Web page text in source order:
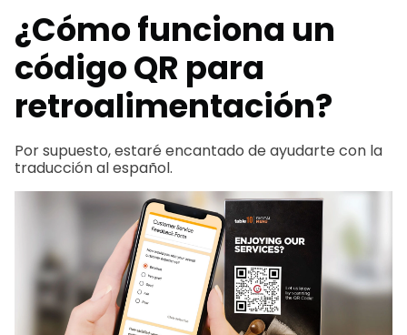
¿Cómo funciona un
código QR para
retroalimentación?
Por supuesto, estaré encantado de ayudarte con la
traducción al español.